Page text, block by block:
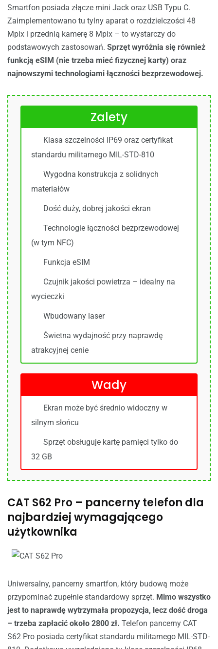
Smartfon posiada złącze mini Jack oraz USB Typu C.
Zaimplementowano tu tylny aparat o rozdzielczości 48
Mpix i przednią kamerę 8 Mpix – to wystarczy do
podstawowych zastosowań. Sprzęt wyróżnia się również
funkcją eSIM (nie trzeba mieć fizycznej karty) oraz
najnowszymi technologiami łączności bezprzewodowej.
Zalety
Klasa szczelności IP69 oraz certyfikat
standardu militarnego MIL-STD-810
Wygodna konstrukcja z solidnych
materiałów
Dość duży, dobrej jakości ekran
Technologie łączności bezprzewodowej
(w tym NFC)
Funkcja eSIM
Czujnik jakości powietrza – idealny na
wycieczki
Wbudowany laser
Świetna wydajność przy naprawdę
atrakcyjnej cenie
Wady
Ekran może być średnio widoczny w
silnym słońcu
Sprzęt obsługuje kartę pamięci tylko do
32 GB
CAT S62 Pro – pancerny telefon dla
najbardziej wymagającego
użytkownika
Uniwersalny, pancerny smartfon, który budową może
przypominać zupełnie standardowy sprzęt. Mimo wszystko
jest to naprawdę wytrzymała propozycja, lecz dość droga
– trzeba zapłacić około 2800 zł. Telefon pancerny CAT
S62 Pro posiada certyfikat standardu militarnego MIL-STD-